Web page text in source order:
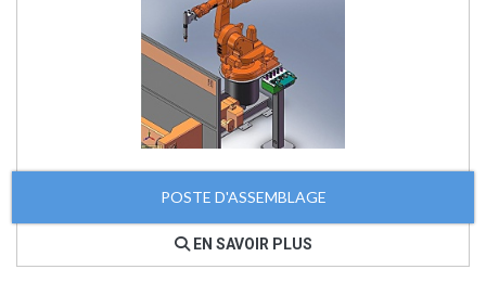
POSTE D'ASSEMBLAGE
EN SAVOIR PLUS